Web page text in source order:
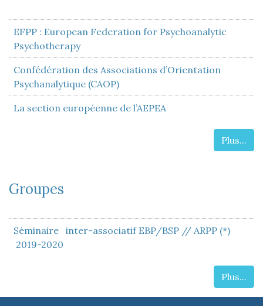
EFPP : European Federation for Psychoanalytic
Psychotherapy
Confédération des Associations d’Orientation
Psychanalytique (CAOP)
La section européenne de l’AEPEA
Plus...
Groupes
Séminaire inter-associatif EBP/BSP // ARPP (*)
2019-2020
Plus...